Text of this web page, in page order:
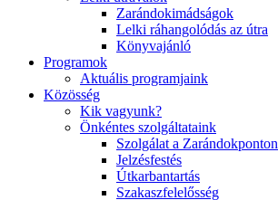
Zarándokimádságok
Lelki ráhangolódás az útra
Könyvajánló
Programok
Aktuális programjaink
Közösség
Kik vagyunk?
Önkéntes szolgáltataink
Szolgálat a Zarándokponton
Jelzésfestés
Útkarbantartás
Szakaszfelelősség